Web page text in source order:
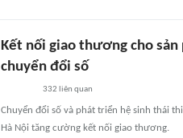
Kết nối giao thương cho
chuyển đổi số
332 liên quan
Chuyển đổi số và phát triển hệ sinh thái
Hà Nội tăng cường kết nối giao thương.